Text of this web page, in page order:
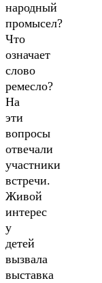
народный
промысел?
Что
означает
слово
ремесло?
На
эти
вопросы
отвечали
участники
встречи.
Живой
интерес
у
детей
вызвала
выставка